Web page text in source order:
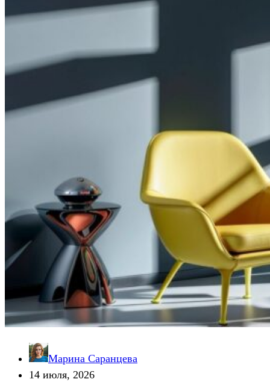
Марина Саранцева
14 июля, 2026